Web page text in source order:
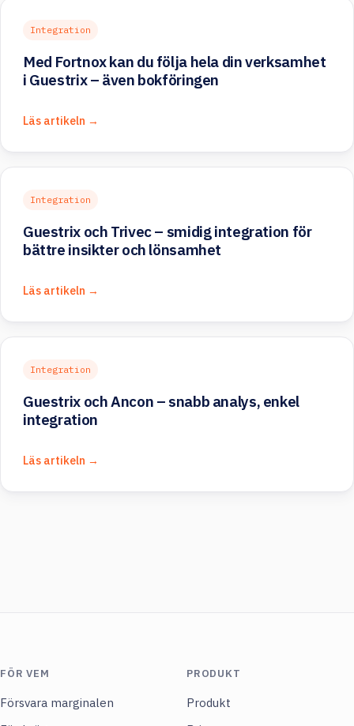
Integration
Med Fortnox kan du följa hela din verksamhet
i Guestrix – även bokföringen
Läs artikeln →
Integration
Guestrix och Trivec – smidig integration för
bättre insikter och lönsamhet
Läs artikeln →
Integration
Guestrix och Ancon – snabb analys, enkel
integration
Läs artikeln →
FÖR VEM
Försvara marginalen
PRODUKT
Produkt